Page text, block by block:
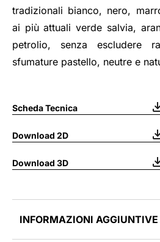
tradizionali bianco, nero,
ai più attuali verde salvia,
petrolio, senza escludere
sfumature pastello, neutre e
Scheda Tecnica
Download 2D
Download 3D
INFORMAZIONI AGGIUNTIVE